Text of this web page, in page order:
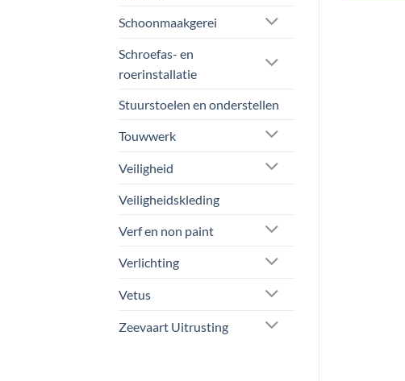
Schoonmaakgerei
Schroefas- en
roerinstallatie
Stuurstoelen en onderstellen
Touwwerk
Veiligheid
Veiligheidskleding
Verf en non paint
Verlichting
Vetus
Zeevaart Uitrusting